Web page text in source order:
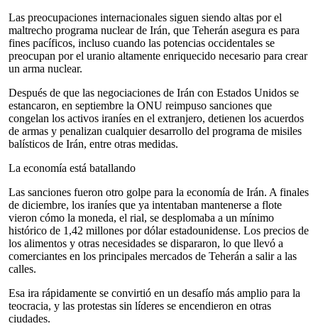
Las preocupaciones internacionales siguen siendo altas por el
maltrecho programa nuclear de Irán, que Teherán asegura es para
fines pacíficos, incluso cuando las potencias occidentales se
preocupan por el uranio altamente enriquecido necesario para crear
un arma nuclear.
Después de que las negociaciones de Irán con Estados Unidos se
estancaron, en septiembre la ONU reimpuso sanciones que
congelan los activos iraníes en el extranjero, detienen los acuerdos
de armas y penalizan cualquier desarrollo del programa de misiles
balísticos de Irán, entre otras medidas.
La economía está batallando
Las sanciones fueron otro golpe para la economía de Irán. A finales
de diciembre, los iraníes que ya intentaban mantenerse a flote
vieron cómo la moneda, el rial, se desplomaba a un mínimo
histórico de 1,42 millones por dólar estadounidense. Los precios de
los alimentos y otras necesidades se dispararon, lo que llevó a
comerciantes en los principales mercados de Teherán a salir a las
calles.
Esa ira rápidamente se convirtió en un desafío más amplio para la
teocracia, y las protestas sin líderes se encendieron en otras
ciudades.